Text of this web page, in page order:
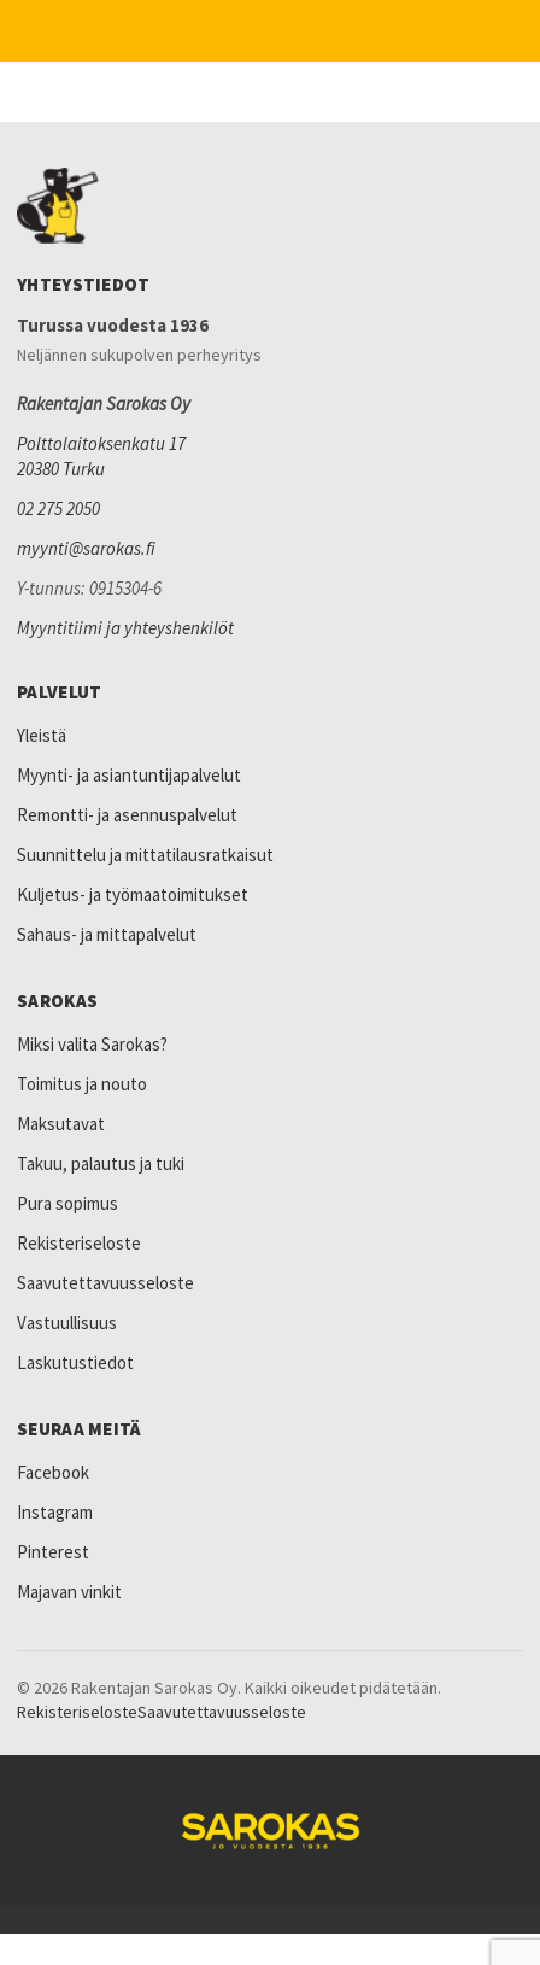
YHTEYSTIEDOT
Turussa vuodesta 1936
Neljännen sukupolven perheyritys
Rakentajan Sarokas Oy
Polttolaitoksenkatu 17
20380 Turku
02 275 2050
myynti@sarokas.fi
Y-tunnus: 0915304-6
Myyntitiimi ja yhteyshenkilöt
PALVELUT
Yleistä
Myynti- ja asiantuntijapalvelut
Remontti- ja asennuspalvelut
Suunnittelu ja mittatilausratkaisut
Kuljetus- ja työmaatoimitukset
Sahaus- ja mittapalvelut
SAROKAS
Miksi valita Sarokas?
Toimitus ja nouto
Maksutavat
Takuu, palautus ja tuki
Pura sopimus
Rekisteriseloste
Saavutettavuusseloste
Vastuullisuus
Laskutustiedot
SEURAA MEITÄ
Facebook
Instagram
Pinterest
Majavan vinkit
© 2026 Rakentajan Sarokas Oy. Kaikki oikeudet pidätetään.
RekisteriselosteSaavutettavuusseloste